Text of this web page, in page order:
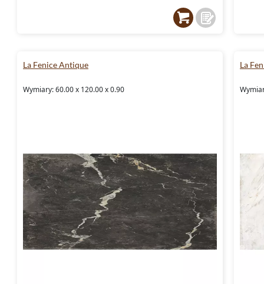
La Fenice Antique
Wymiary: 60.00 x 120.00 x 0.90
La